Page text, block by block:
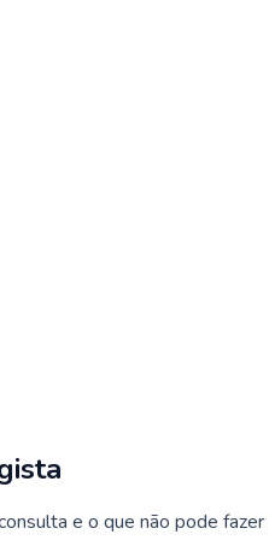
e o que não pode fazer